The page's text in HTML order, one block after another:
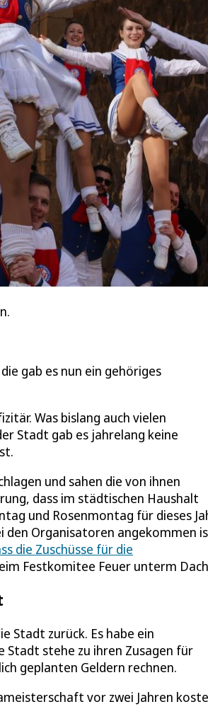
gab es nun ein gehöriges
Was bislang auch vielen
Stadt gab es jahrelang keine
und sahen die von ihnen
dass im städtischen Haushalt
und Rosenmontag für dieses
den Organisatoren angekommen
die Zuschüsse für die
Festkomitee Feuer unterm
Stadt zurück. Es habe ein
Stadt stehe zu ihren Zusagen für
geplanten Geldern rechnen.
vor zwei Jahren